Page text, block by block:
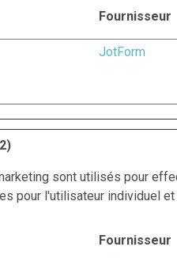
Fournisseur
JotForm
sont utilisés pour
pour l'utilisateur individuel
Fournisseur